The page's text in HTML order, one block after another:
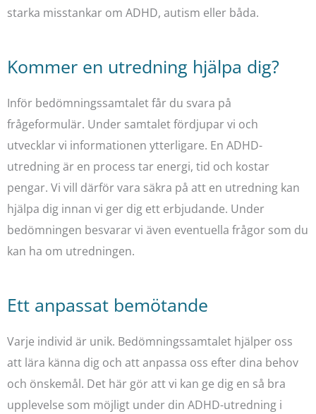
starka misstankar om ADHD, autism eller båda.
Kommer en utredning hjälpa dig?
Inför bedömningssamtalet får du svara på
frågeformulär. Under samtalet fördjupar vi och
utvecklar vi informationen ytterligare. En ADHD-
utredning är en process tar energi, tid och kostar
pengar. Vi vill därför vara säkra på att en utredning kan
hjälpa dig innan vi ger dig ett erbjudande. Under
bedömningen besvarar vi även eventuella frågor som du
kan ha om utredningen.
Ett anpassat bemötande
Varje individ är unik. Bedömningssamtalet hjälper oss
att lära känna dig och att anpassa oss efter dina behov
och önskemål. Det här gör att vi kan ge dig en så bra
upplevelse som möjligt under din ADHD-utredning i